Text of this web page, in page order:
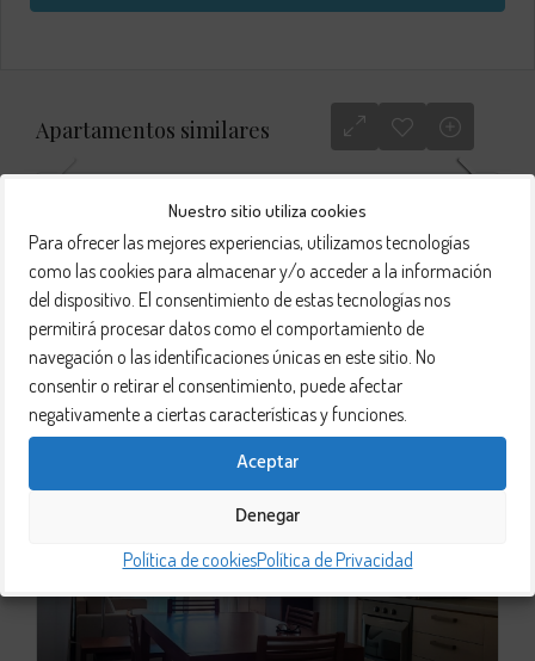
Nuestro sitio utiliza cookies
Para ofrecer las mejores experiencias, utilizamos tecnologías
como las cookies para almacenar y/o acceder a la información
del dispositivo. El consentimiento de estas tecnologías nos
permitirá procesar datos como el comportamiento de
navegación o las identificaciones únicas en este sitio. No
consentir o retirar el consentimiento, puede afectar
negativamente a ciertas características y funciones.
Aceptar
Denegar
Política de cookiesPolítica de Privacidad
Apartamentos similares
Apartamento Tipo A
DE LUJO
2 2 1 1
RENTAR